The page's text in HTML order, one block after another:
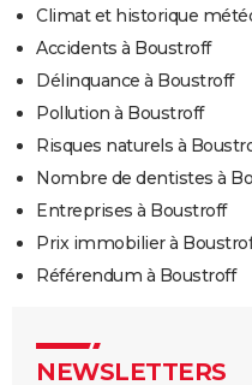
Climat et historique
Accidents à Boustroff
Délinquance à Boustroff
Pollution à Boustroff
Risques naturels à
Nombre de dentistes à
Entreprises à Boustroff
Prix immobilier à
Référendum à Boustroff
NEWSLETTERS